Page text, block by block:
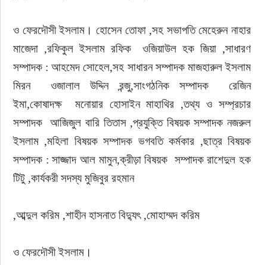
ও ফেরদৌসী ইসলাম। হোসেন তোফা ,সহ সভাপতি মেহেরুন নাহার
মাজেদা ,রফিকুল ইসলাম রফিক  ওজিয়াউল হক জিয়া ,সাধারণ
সম্পাদক : আহমেদ সোহেল,সহ সাধারন সম্পাদক মাজহারুল ইসলাম
মিরন  ওজালাল উদ্দিন রন্জু,সাংগঠনিক সম্পাদক  রেজিন
ইমা,কোষাদক্ষ  মনোয়ার হোসাইন মাহাথির ,তথ্য ও সম্প্রচার
সম্পাদক  আজিজুল বারি তিতাস ,প্রযুক্তি বিষয়ক সম্পাদক নজরুল
ইসলাম ,মহিলা বিষয়ক সম্পাদক ভগবতি কর্মকার ,ছাত্র বিষয়ক
সম্পাদক : সাজ্জাদ আল মামুন,ক্রীড়া বিষয়ক  সম্পাদক রাশেদুল হক
টিটু ,কার্যকরী সদস্য মুজিবুর রহমান
,আব্দুল করিম ,শাহীন হাসনাত বিদ্যুৎ ,মোহাম্মদ করিম
ও ফেরদৌসী ইসলাম।